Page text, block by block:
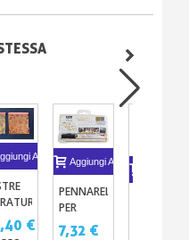
Al Carrello
€
Aggiungi Al Carrello
PENNARELLO
PER
COLLA
7,32 €